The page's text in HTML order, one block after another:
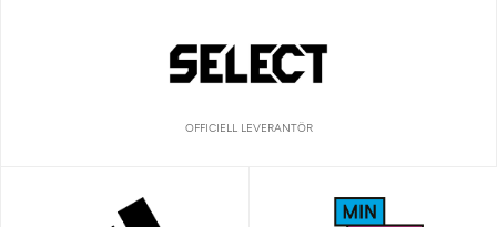
OFFICIELL LEVERANTÖR